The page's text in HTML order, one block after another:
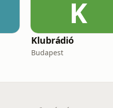
K
Klubrádió
Budapest